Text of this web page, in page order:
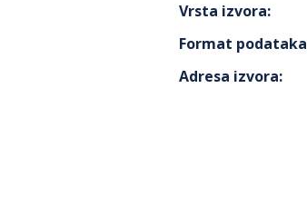
Vrsta izvora:
Format podataka
Adresa izvora: